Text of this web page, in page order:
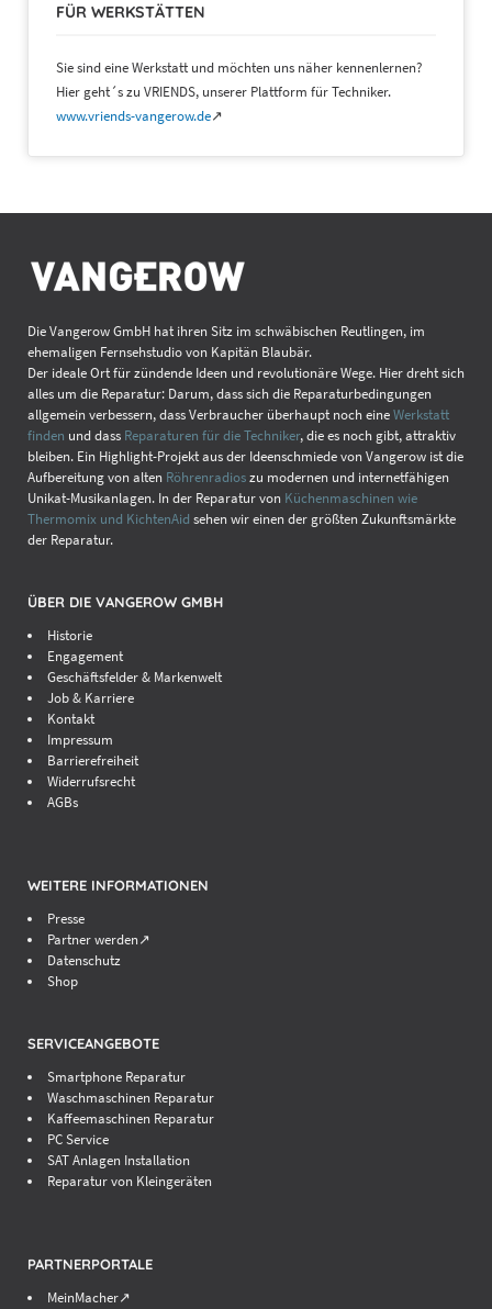
FÜR WERKSTÄTTEN
Sie sind eine Werkstatt und möchten uns näher kennenlernen?
Hier geht´s zu VRIENDS, unserer Plattform für Techniker.
www.vriends-vangerow.de↗
Die Vangerow GmbH hat ihren Sitz im schwäbischen Reutlingen, im
ehemaligen Fernsehstudio von Kapitän Blaubär.
Der ideale Ort für zündende Ideen und revolutionäre Wege. Hier dreht sich
alles um die Reparatur: Darum, dass sich die Reparaturbedingungen
allgemein verbessern, dass Verbraucher überhaupt noch eineWerkstatt
finden und dass Reparaturen für die Techniker, die es noch gibt, attraktiv
bleiben. Ein Highlight-Projekt aus der Ideenschmiede von Vangerow ist die
Aufbereitung von alten Röhrenradioszu modernen und internetfähigen
Unikat-Musikanlagen. In der Reparatur von Küchenmaschinen wie
Thermomix und KichtenAid sehen wir einen der größten Zukunftsmärkte
der Reparatur.
ÜBER DIE VANGEROW GMBH
Historie
Engagement
Geschäftsfelder & Markenwelt
Job & Karriere
Kontakt
Impressum
Barrierefreiheit
Widerrufsrecht
AGBs
WEITERE INFORMATIONEN
Presse
Partner werden↗
Datenschutz
Shop
SERVICEANGEBOTE
Smartphone Reparatur
Waschmaschinen Reparatur
Kaffeemaschinen Reparatur
PC Service
SAT Anlagen Installation
Reparatur von Kleingeräten
PARTNERPORTALE
MeinMacher↗